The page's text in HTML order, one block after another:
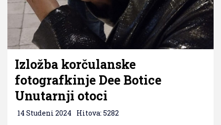
Izložba korčulanske
fotografkinje Dee Botice
Unutarnji otoci
14 Studeni 2024 Hitova: 5282